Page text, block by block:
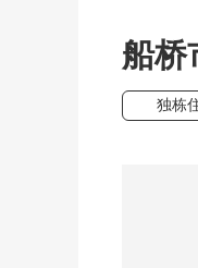
船桥
独栋